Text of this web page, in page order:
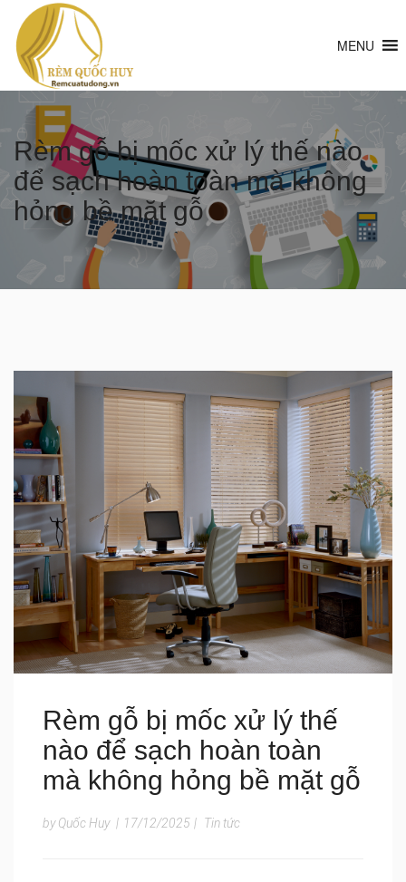
MENU
Rèm gỗ bị mốc xử lý thế nào
để sạch hoàn toàn mà không
hỏng bề mặt gỗ
Rèm gỗ bị mốc xử lý thế
nào để sạch hoàn toàn
mà không hỏng bề mặt gỗ
by Quốc Huy | 17/12/2025 | Tin tức